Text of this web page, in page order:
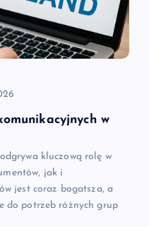
w
kluczową rolę w
jak i
jest coraz bogatsza, a
do potrzeb różnych grup